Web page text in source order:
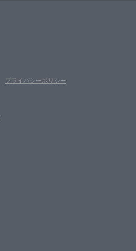
プライバシーポリシー